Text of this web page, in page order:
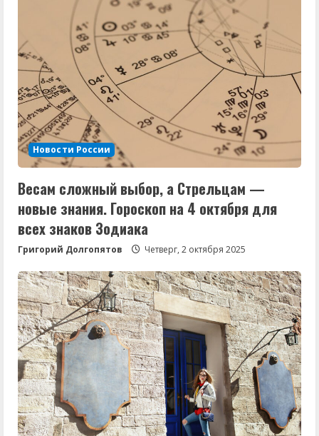
Новости России
Весам сложный выбор, а Стрельцам —
новые знания. Гороскоп на 4 октября для
всех знаков Зодиака
Григорий Долгопятов Четверг, 2 октября 2025